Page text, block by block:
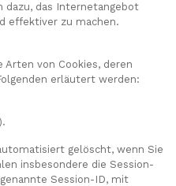
dazu, das Internetangebot
effektiver zu machen.
von Cookies, deren
erläutert werden:
gelöscht, wenn Sie
insbesondere die Session-
Session-ID, mit